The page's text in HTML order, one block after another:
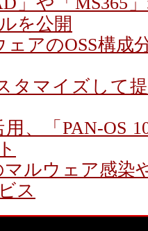
を公開
アのOSS構成
タマイズして
、「PAN-OS
ルウェア感染
ス